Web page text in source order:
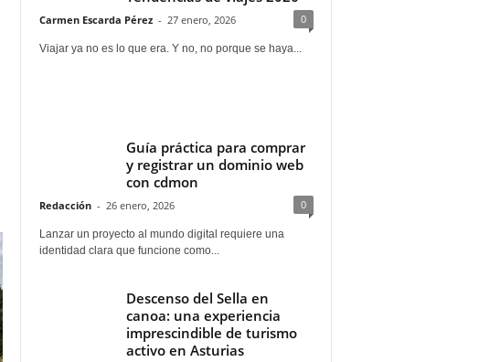
Carmen Escarda Pérez - 27 enero, 2026 0
Viajar ya no es lo que era. Y no, no porque se haya...
Guía práctica para comprar
y registrar un dominio web
con cdmon
Redacción - 26 enero, 2026 0
Lanzar un proyecto al mundo digital requiere una
identidad clara que funcione como...
Descenso del Sella en
canoa: una experiencia
imprescindible de turismo
activo en Asturias